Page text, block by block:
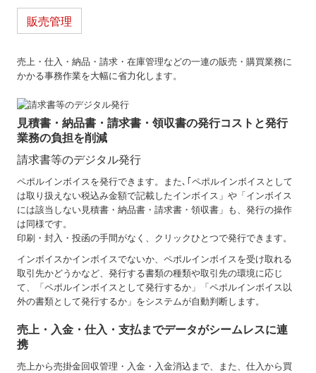
販売管理
売上・仕入・納品・請求・在庫管理などの一連の販売・購買業務に
かかる事務作業を大幅に省力化します。
見積書・納品書・請求書・領収書の発行コストと発行
業務の負担を削減
請求書等のデジタル発行
ペポルインボイスを発行できます。また､｢ペポルインボイスとして
は取り扱えない税込み金額で記載したインボイス」や「インボイス
には該当しない見積書・納品書・請求書・領収書」も、発行の操作
は同様です。
印刷・封入・投函の手間がなく、クリックひとつで発行できます。
インボイスかインボイスでないか、ペポルインボイスを受け取れる
取引先かどうかなど、発行する書類の種類や取引先の環境に応じ
て、「ペポルインボイスとして発行するか」「ペポルインボイス以
外の書類として発行するか」をシステムが自動判断します。
売上・入金・仕入・支払までデータがシームレスに連
携
売上から売掛金回収管理・入金・入金消込まで、また、仕入から買